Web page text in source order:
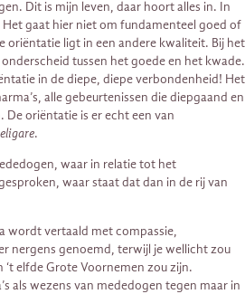
Dit is mijn leven, daar hoort alles in. In
gaat hier niet om fundamenteel goed of
oriëntatie ligt in een andere kwaliteit. Bij het
tussen het goede en het kwade.
in de diepe, diepe verbondenheid! Het
alle gebeurtenissen die diepgaand en
oriëntatie is er echt een van
.
waar in relatie tot het
waar staat dat dan in de rij van
wordt vertaald met compassie,
nergens genoemd, terwijl je wellicht zou
elfde Grote Voornemen zou zijn.
als wezens van mededogen tegen maar in